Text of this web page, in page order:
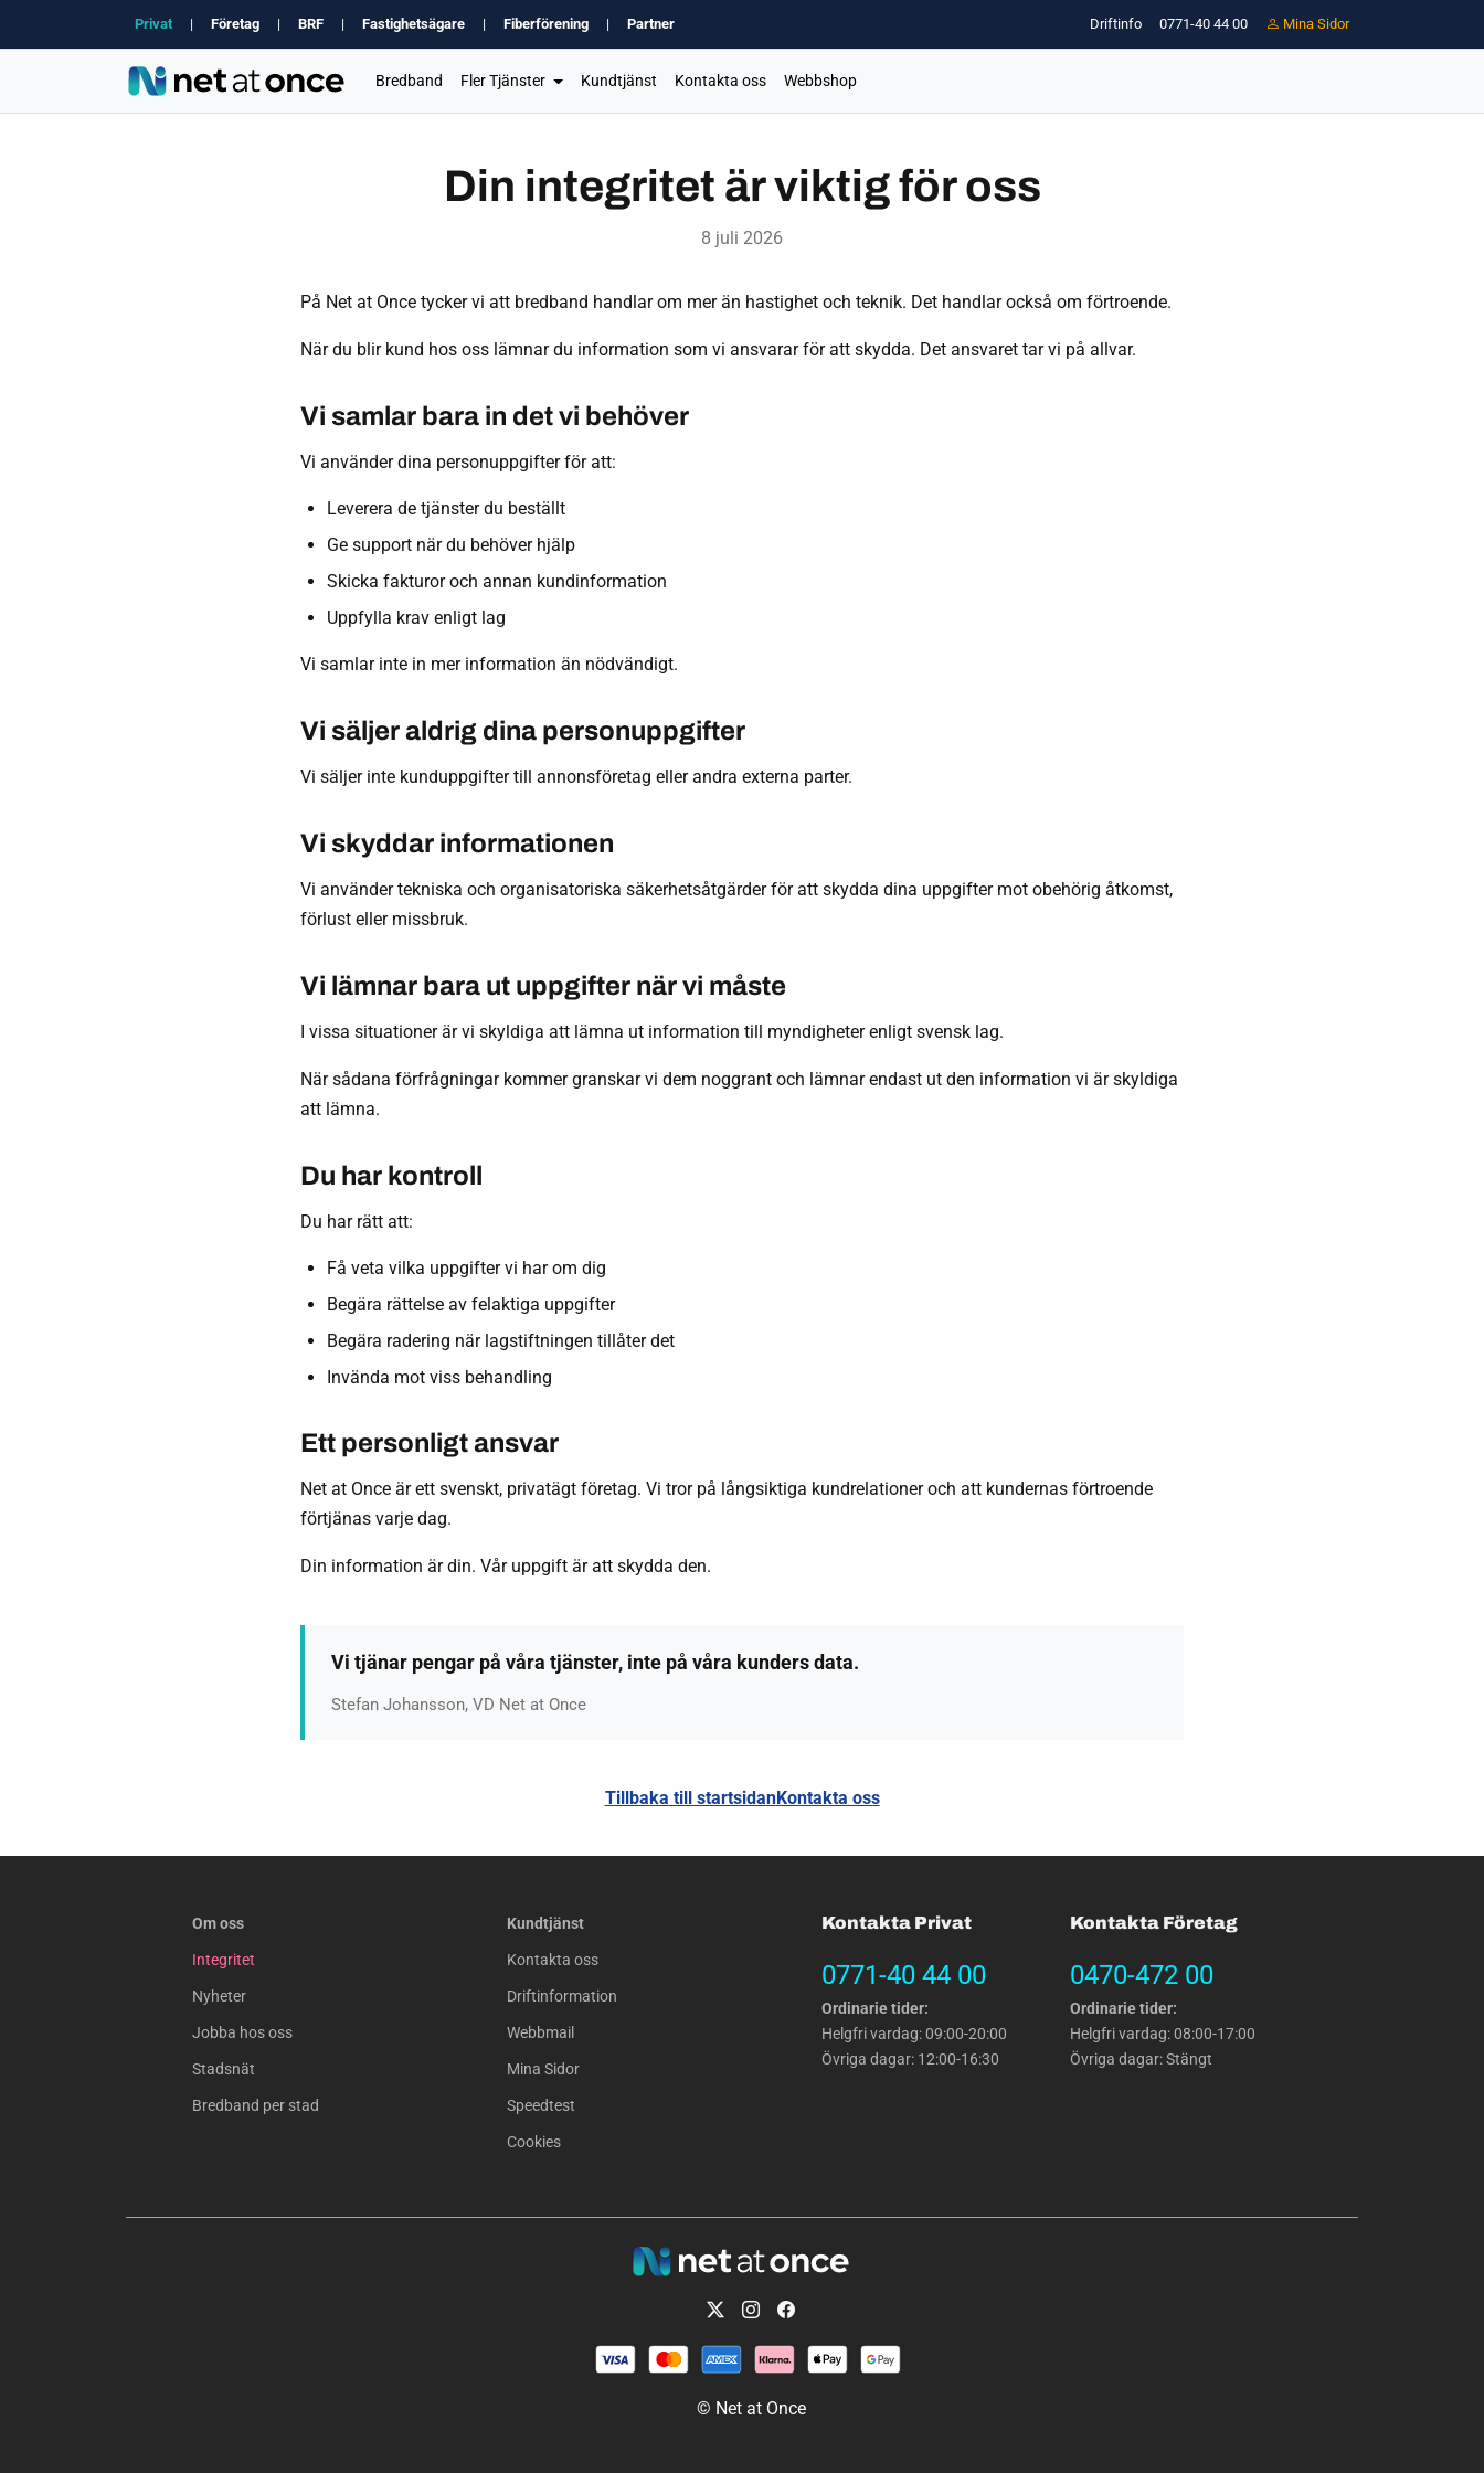
Privat | Företag | BRF | Fastighetsägare | Fiberförening | Partner Driftinfo 0771-40 44 00 Mina Sidor
Bredband Fler Tjänster Kundtjänst Kontakta oss Webbshop
Din integritet är viktig för oss
8 juli 2026
På Net at Once tycker vi att bredband handlar om mer än hastighet och teknik. Det handlar också om förtroende.
När du blir kund hos oss lämnar du information som vi ansvarar för att skydda. Det ansvaret tar vi på allvar.
Vi samlar bara in det vi behöver
Vi använder dina personuppgifter för att:
Leverera de tjänster du beställt
Ge support när du behöver hjälp
Skicka fakturor och annan kundinformation
Uppfylla krav enligt lag
Vi samlar inte in mer information än nödvändigt.
Vi säljer aldrig dina personuppgifter
Vi säljer inte kunduppgifter till annonsföretag eller andra externa parter.
Vi skyddar informationen
Vi använder tekniska och organisatoriska säkerhetsåtgärder för att skydda dina uppgifter mot obehörig åtkomst,
förlust eller missbruk.
Vi lämnar bara ut uppgifter när vi måste
I vissa situationer är vi skyldiga att lämna ut information till myndigheter enligt svensk lag.
När sådana förfrågningar kommer granskar vi dem noggrant och lämnar endast ut den information vi är skyldiga
att lämna.
Du har kontroll
Du har rätt att:
Få veta vilka uppgifter vi har om dig
Begära rättelse av felaktiga uppgifter
Begära radering när lagstiftningen tillåter det
Invända mot viss behandling
Ett personligt ansvar
Net at Once är ett svenskt, privatägt företag. Vi tror på långsiktiga kundrelationer och att kundernas förtroende
förtjänas varje dag.
Din information är din. Vår uppgift är att skydda den.
Vi tjänar pengar på våra tjänster, inte på våra kunders data.
Stefan Johansson, VD Net at Once
Tillbaka till startsidanKontakta oss
Om oss
Integritet
Nyheter
Jobba hos oss
Stadsnät
Bredband per stad
Kundtjänst
Kontakta oss
Driftinformation
Webbmail
Mina Sidor
Speedtest
Cookies
Kontakta Privat
0771-40 44 00
Ordinarie tider:
Helgfri vardag: 09:00-20:00
Övriga dagar: 12:00-16:30
Kontakta Företag
0470-472 00
Ordinarie tider:
Helgfri vardag: 08:00-17:00
Övriga dagar: Stängt
© Net at Once